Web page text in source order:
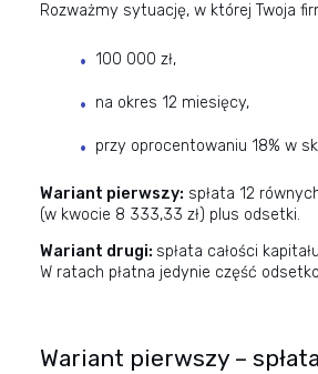
Rozważmy sytuację, w której Twoja
100 000 zł,
na okres 12 miesięcy,
przy oprocentowaniu 18% w
Wariant pierwszy: spłata 12
(w kwocie 8 333,33 zł) plus odsetki.
Wariant drugi: spłata całości
W ratach płatna jedynie część
Wariant pierwszy –